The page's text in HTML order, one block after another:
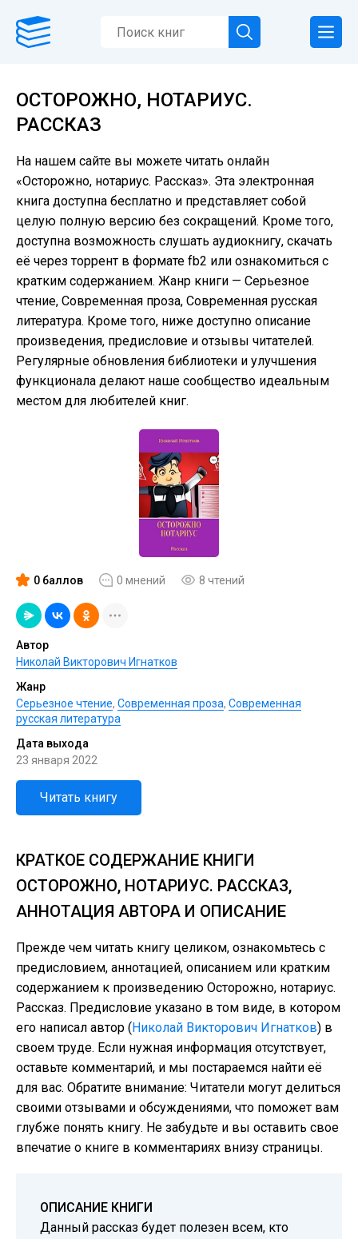
ОСТОРОЖНО, НОТАРИУС.
РАССКАЗ
На нашем сайте вы можете читать онлайн
«Осторожно, нотариус. Рассказ». Эта электронная
книга доступна бесплатно и представляет собой
целую полную версию без сокращений. Кроме того,
доступна возможность слушать аудиокнигу, скачать
её через торрент в формате fb2 или ознакомиться с
кратким содержанием. Жанр книги — Серьезное
чтение, Современная проза, Современная русская
литература. Кроме того, ниже доступно описание
произведения, предисловие и отзывы читателей.
Регулярные обновления библиотеки и улучшения
функционала делают наше сообщество идеальным
местом для любителей книг.
0 баллов 0 мнений 8 чтений
Автор
Николай Викторович Игнатков
Жанр
Серьезное чтение, Современная проза, Современная
русская литература
Дата выхода
23 января 2022
Читать книгу
КРАТКОЕ СОДЕРЖАНИЕ КНИГИ
ОСТОРОЖНО, НОТАРИУС. РАССКАЗ,
АННОТАЦИЯ АВТОРА И ОПИСАНИЕ
Прежде чем читать книгу целиком, ознакомьтесь с
предисловием, аннотацией, описанием или кратким
содержанием к произведению Осторожно, нотариус.
Рассказ. Предисловие указано в том виде, в котором
его написал автор (Николай Викторович Игнатков) в
своем труде. Если нужная информация отсутствует,
оставьте комментарий, и мы постараемся найти её
для вас. Обратите внимание: Читатели могут делиться
своими отзывами и обсуждениями, что поможет вам
глубже понять книгу. Не забудьте и вы оставить свое
впечатие о книге в комментариях внизу страницы.
ОПИСАНИЕ КНИГИ
Данный рассказ будет полезен всем, кто